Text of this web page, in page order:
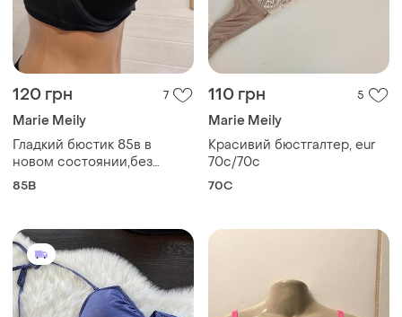
120 грн 7
Marie Meily
Гладкий бюстик 85в в
новом состоянии,без
пушапа
85B
110 грн 5
Marie Meily
Красивий бюстгалтер, eur
70c/70с
70C